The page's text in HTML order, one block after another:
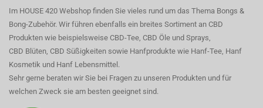
Im HOUSE 420 Webshop finden Sie vieles rund um das Thema Bongs &
Bong-Zubehör. Wir führen ebenfalls ein breites Sortiment an CBD
Produkten wie beispielsweise CBD-Tee, CBD Öle und Sprays,
CBD Blüten, CBD Süßigkeiten sowie Hanfprodukte wie Hanf-Tee, Hanf
Kosmetik und Hanf Lebensmittel.
Sehr gerne beraten wir Sie bei Fragen zu unseren Produkten und für
welchen Zweck sie am besten geeignet sind.